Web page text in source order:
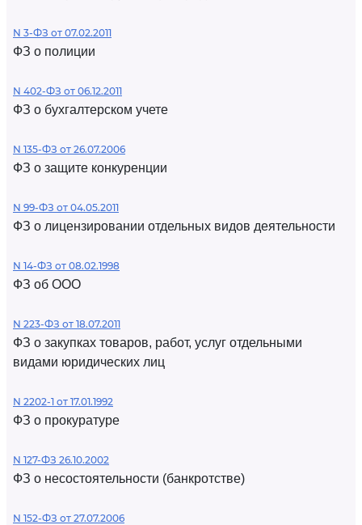
N 3-ФЗ от 07.02.2011
ФЗ о полиции
N 402-ФЗ от 06.12.2011
ФЗ о бухгалтерском учете
N 135-ФЗ от 26.07.2006
ФЗ о защите конкуренции
N 99-ФЗ от 04.05.2011
ФЗ о лицензировании отдельных видов деятельности
N 14-ФЗ от 08.02.1998
ФЗ об ООО
N 223-ФЗ от 18.07.2011
ФЗ о закупках товаров, работ, услуг отдельными
видами юридических лиц
N 2202-1 от 17.01.1992
ФЗ о прокуратуре
N 127-ФЗ 26.10.2002
ФЗ о несостоятельности (банкротстве)
N 152-ФЗ от 27.07.2006